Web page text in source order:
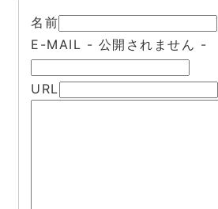
名前
E-MAIL - 公開されません -
URL